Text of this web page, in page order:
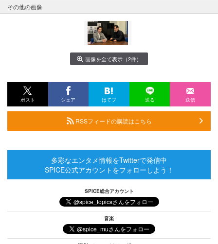
その他の画像
画像を全て表示（2件）
ポスト シェア はてブ 送る 送信
RSSフィードの購読はこちら
多彩なエンタメ情報をTwitterで発信中
SPICE公式アカウントをフォローしよう！
SPICE総合アカウント
音楽